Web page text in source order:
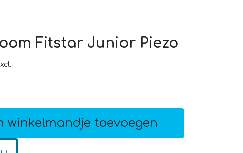
Fitstar Junior Piezo
winkelmandje toevoegen